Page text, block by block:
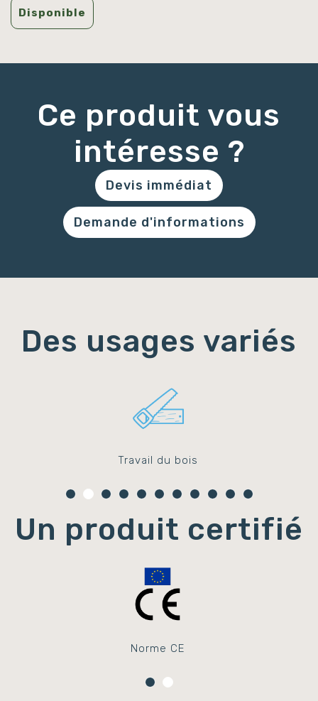
Disponible
Ce produit vous
intéresse ?
Devis immédiat
Demande d'informations
Des usages variés
Travail du bois
Un produit certifié
Norme CE